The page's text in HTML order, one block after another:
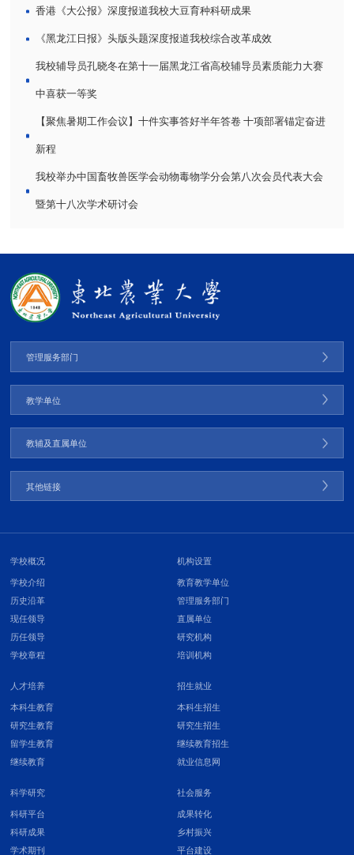
香港《大公报》深度报道我校大豆育种科研成果
《黑龙江日报》头版头题深度报道我校综合改革成效
我校辅导员孔晓冬在第十一届黑龙江省高校辅导员素质能力大赛
中喜获一等奖
【聚焦暑期工作会议】十件实事答好半年答卷 十项部署锚定奋进
新程
我校举办中国畜牧兽医学会动物毒物学分会第八次会员代表大会
暨第十八次学术研讨会
管理服务部门
教学单位
教辅及直属单位
其他链接
学校概况
学校介绍
历史沿革
现任领导
历任领导
学校章程
机构设置
教育教学单位
管理服务部门
直属单位
研究机构
培训机构
人才培养
本科生教育
研究生教育
留学生教育
继续教育
招生就业
本科生招生
研究生招生
继续教育招生
就业信息网
科学研究
科研平台
科研成果
学术期刊
社会服务
成果转化
乡村振兴
平台建设